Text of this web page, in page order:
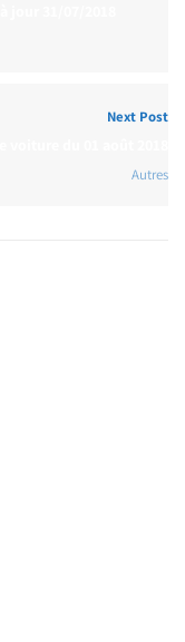
Next Post
Autres